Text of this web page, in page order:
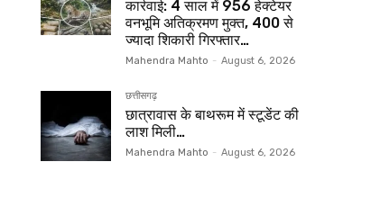
कार्रवाई: 4 साल में 956 हेक्टेयर
वनभूमि अतिक्रमण मुक्त, 400 से
ज्यादा शिकारी गिरफ्तार…
Mahendra Mahto - August 6, 2026
छत्तीसगढ़
छात्रावास के बाथरूम में स्टूडेंट की
लाश मिली…
Mahendra Mahto - August 6, 2026